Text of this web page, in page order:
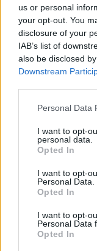
us or personal
your opt-out. You
disclosure of your
IAB’s list of
also be disclosed
Downstream
Personal Data
I want to opt-
personal data.
Opted In
I want to opt-
Personal Data.
Opted In
I want to opt-
Personal Data
Opted In
Cikkünk frissült.
felszólalását
eredmény, amelyet
Péter a
szempontból
Ősztől 16,4
fejlesztési forrás
KEDVES
tartozik,
regisztrációhoz
Az előfizetés a
Portfolio.hu